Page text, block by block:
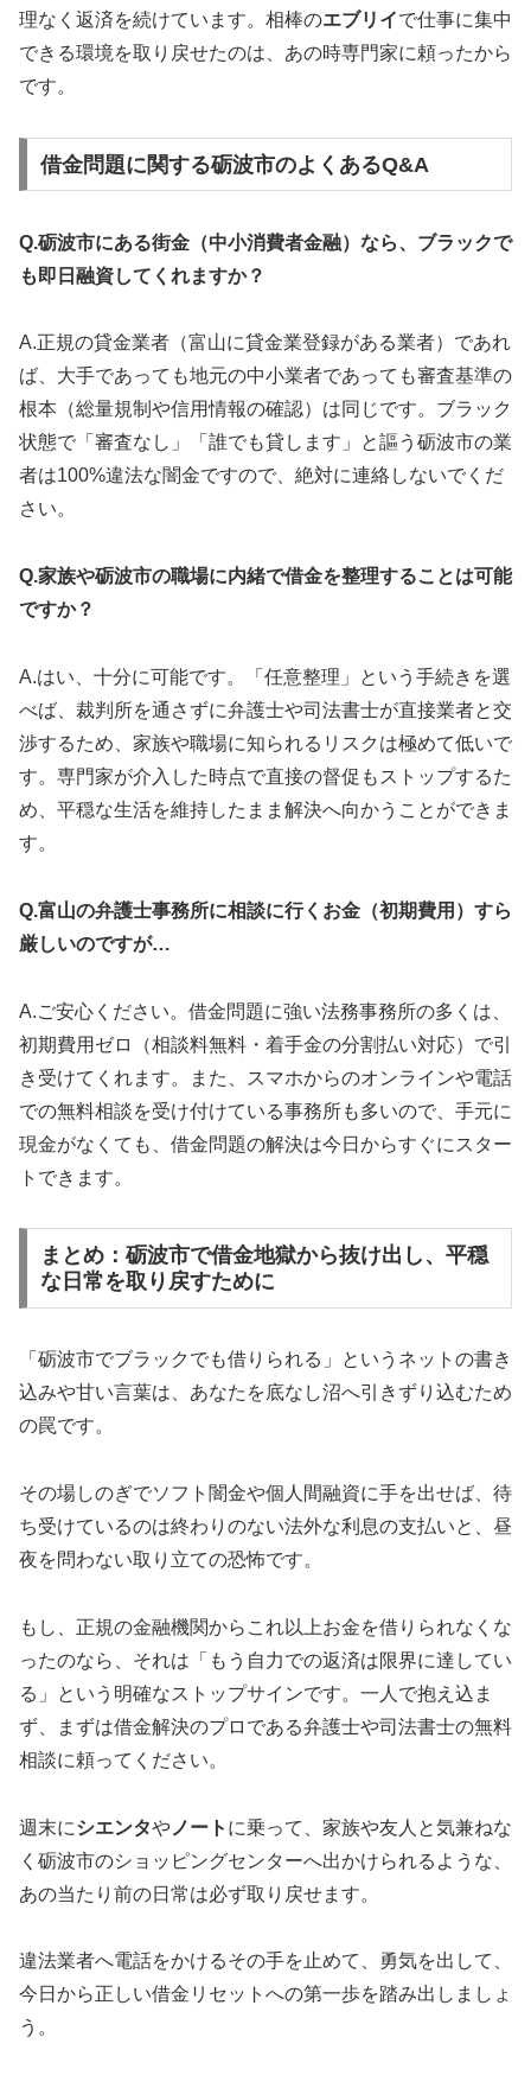
理なく返済を続けています。相棒のエブリイで仕事に集中
できる環境を取り戻せたのは、あの時専門家に頼ったから
です。
借金問題に関する砺波市のよくあるQ&A
Q.砺波市にある街金（中小消費者金融）なら、ブラックで
も即日融資してくれますか？
A.正規の貸金業者（富山に貸金業登録がある業者）であれ
ば、大手であっても地元の中小業者であっても審査基準の
根本（総量規制や信用情報の確認）は同じです。ブラック
状態で「審査なし」「誰でも貸します」と謳う砺波市の業
者は100%違法な闇金ですので、絶対に連絡しないでくだ
さい。
Q.家族や砺波市の職場に内緒で借金を整理することは可能
ですか？
A.はい、十分に可能です。「任意整理」という手続きを選
べば、裁判所を通さずに弁護士や司法書士が直接業者と交
渉するため、家族や職場に知られるリスクは極めて低いで
す。専門家が介入した時点で直接の督促もストップするた
め、平穏な生活を維持したまま解決へ向かうことができま
す。
Q.富山の弁護士事務所に相談に行くお金（初期費用）すら
厳しいのですが…
A.ご安心ください。借金問題に強い法務事務所の多くは、
初期費用ゼロ（相談料無料・着手金の分割払い対応）で引
き受けてくれます。また、スマホからのオンラインや電話
での無料相談を受け付けている事務所も多いので、手元に
現金がなくても、借金問題の解決は今日からすぐにスター
トできます。
まとめ：砺波市で借金地獄から抜け出し、平穏
な日常を取り戻すために
「砺波市でブラックでも借りられる」というネットの書き
込みや甘い言葉は、あなたを底なし沼へ引きずり込むため
の罠です。
その場しのぎでソフト闇金や個人間融資に手を出せば、待
ち受けているのは終わりのない法外な利息の支払いと、昼
夜を問わない取り立ての恐怖です。
もし、正規の金融機関からこれ以上お金を借りられなくな
ったのなら、それは「もう自力での返済は限界に達してい
る」という明確なストップサインです。一人で抱え込ま
ず、まずは借金解決のプロである弁護士や司法書士の無料
相談に頼ってください。
週末にシエンタや ノート に乗って、家族や友人と気兼ねな
く砺波市のショッピングセンターへ出かけられるような、
あの当たり前の日常は必ず取り戻せます。
違法業者へ電話をかけるその手を止めて、勇気を出して、
今日から正しい借金リセットへの第一歩を踏み出しましょ
う。